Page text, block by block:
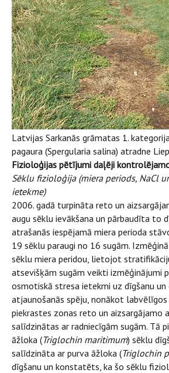
Latvijas Sarkanās grāmatas 1.
pagaura (Spergularia salina) atradne
Fizioloģijas pētījumi daļēji
Sēklu fizioloģija (miera periods, NaCl
ietekme)
2006. gadā turpināta reto un
augu sēklu ievākšana un pārbaudīta to
atrašanās iespējamā miera perioda
19 sēklu paraugi no 16 sugām.
sēklu miera peridou, lietojot
atsevišķām sugām veikti izmēģinājumi
osmotiskā stresa ietekmi uz dīgšanu un
atjaunošanās spēju, nonākot labvēlīgos
piekrastes zonas reto un aizsargājamo
salīdzinātas ar radniecīgām sugām. Tā
āžloka (Triglochin maritimum) sēklu
salīdzināta ar purva āžloka (Triglochin
dīgšanu un konstatēts, ka šo sēklu